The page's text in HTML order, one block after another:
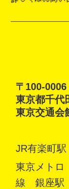
〒100-0006
東京都千代
東京交通会
JR有楽町
東京メト
線 銀座駅